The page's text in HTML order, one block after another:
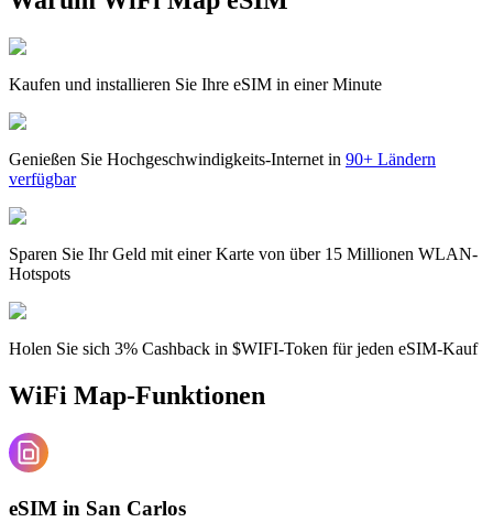
Kaufen und installieren Sie Ihre eSIM in einer Minute
Genießen Sie Hochgeschwindigkeits-Internet in 90+ Ländern
verfügbar
Sparen Sie Ihr Geld mit einer Karte von über 15 Millionen WLAN-
Hotspots
Holen Sie sich 3% Cashback in $WIFI-Token für jeden eSIM-Kauf
WiFi Map-Funktionen
eSIM in San Carlos